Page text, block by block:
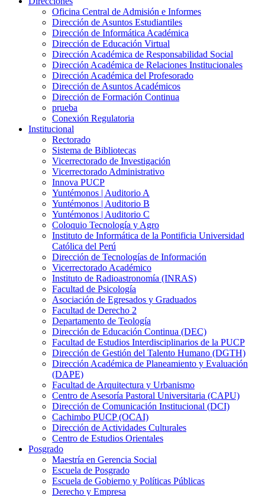
Oficina Central de Admisión e Informes
Dirección de Asuntos Estudiantiles
Dirección de Informática Académica
Dirección de Educación Virtual
Dirección Académica de Responsabilidad Social
Dirección Académica de Relaciones Institucionales
Dirección Académica del Profesorado
Dirección de Asuntos Académicos
Dirección de Formación Continua
prueba
Conexión Regulatoria
Institucional
Rectorado
Sistema de Bibliotecas
Vicerrectorado de Investigación
Vicerrectorado Administrativo
Innova PUCP
Yuntémonos | Auditorio A
Yuntémonos | Auditorio B
Yuntémonos | Auditorio C
Coloquio Tecnología y Agro
Instituto de Informática de la Pontificia Universidad
Católica del Perú
Dirección de Tecnologías de Información
Vicerrectorado Académico
Instituto de Radioastronomía (INRAS)
Facultad de Psicología
Asociación de Egresados y Graduados
Facultad de Derecho 2
Departamento de Teología
Dirección de Educación Continua (DEC)
Facultad de Estudios Interdisciplinarios de la PUCP
Dirección de Gestión del Talento Humano (DGTH)
Dirección Académica de Planeamiento y Evaluación
(DAPE)
Facultad de Arquitectura y Urbanismo
Centro de Asesoría Pastoral Universitaria (CAPU)
Dirección de Comunicación Institucional (DCI)
Cachimbo PUCP (OCAI)
Dirección de Actividades Culturales
Centro de Estudios Orientales
Posgrado
Maestría en Gerencia Social
Escuela de Posgrado
Escuela de Gobierno y Políticas Públicas
Derecho y Empresa